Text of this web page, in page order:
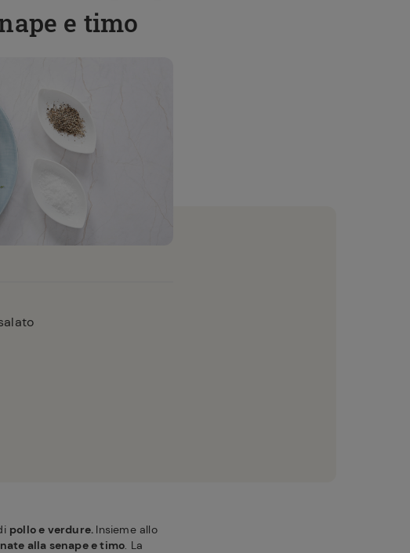
e timo
pollo e verdure. Insieme allo
alla senape e timo. La